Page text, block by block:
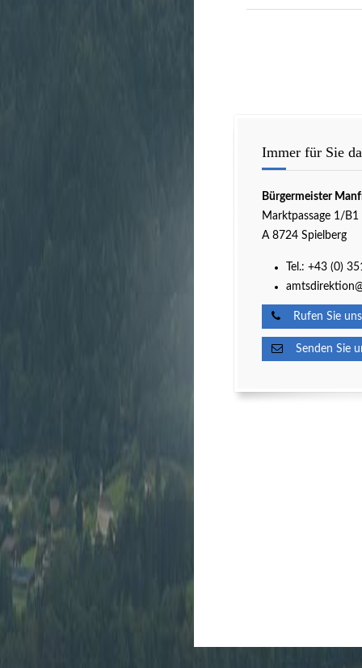
Immer für Sie
Bürgermeister
Marktpassage 1/B1
A 8724 Spielberg
Tel.: +43 (0)
Rufen Sie
Senden Sie